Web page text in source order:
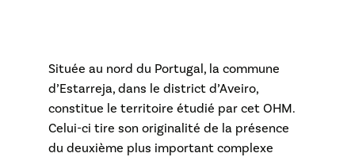
Située au nord du Portugal, la commune
d’Estarreja, dans le district d’Aveiro,
constitue le territoire étudié par cet OHM.
Celui-ci tire son originalité de la présence
du deuxième plus important complexe